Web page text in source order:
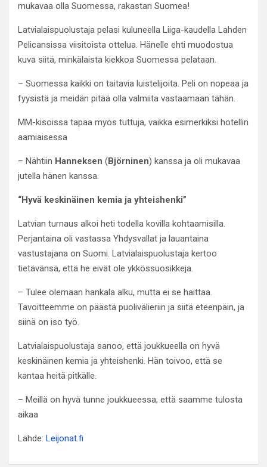
mukavaa olla Suomessa, rakastan Suomea!
Latvialaispuolustaja pelasi kuluneella Liiga-kaudella Lahden
Pelicansissa viisitoista ottelua. Hänelle ehti muodostua
kuva siitä, minkälaista kiekkoa Suomessa pelataan.
– Suomessa kaikki on taitavia luistelijoita. Peli on nopeaa ja
fyysistä ja meidän pitää olla valmiita vastaamaan tähän.
MM-kisoissa tapaa myös tuttuja, vaikka esimerkiksi hotellin
aamiaisessa
– Nähtiin Hanneksen (Björninen) kanssa ja oli mukavaa
jutella hänen kanssa.
“Hyvä keskinäinen kemia ja yhteishenki”
Latvian turnaus alkoi heti todella kovilla kohtaamisilla.
Perjantaina oli vastassa Yhdysvallat ja lauantaina
vastustajana on Suomi. Latvialaispuolustaja kertoo
tietävänsä, että he eivät ole ykkössuosikkeja.
– Tulee olemaan hankala alku, mutta ei se haittaa.
Tavoitteemme on päästä puolivälieriin ja siitä eteenpäin, ja
siinä on iso työ.
Latvialaispuolustaja sanoo, että joukkueella on hyvä
keskinäinen kemia ja yhteishenki. Hän toivoo, että se
kantaa heitä pitkälle.
– Meillä on hyvä tunne joukkueessa, että saamme tulosta
aikaa
Lähde: Leijonat.fi